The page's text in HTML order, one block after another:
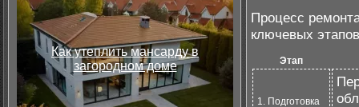
Как утеплить мансарду в
загородном доме
Процесс
ключевых
Этап
1. Подготовка